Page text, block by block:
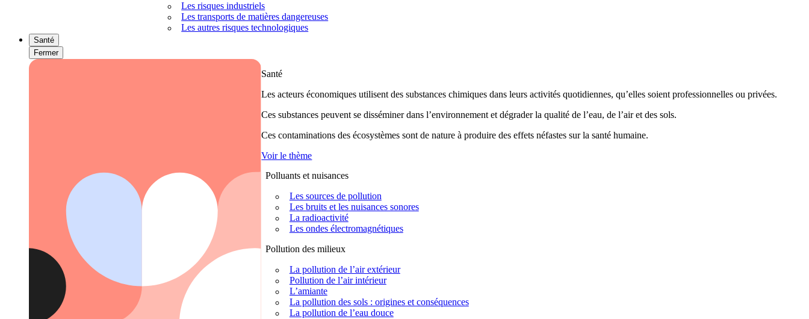
Les risques industriels
Les transports de matières dangereuses
Les autres risques technologiques
Santé
Fermer
Santé
Les acteurs économiques utilisent des substances chimiques dans leurs activités quotidiennes, qu’elles soient professionnelles ou privées.
Ces substances peuvent se disséminer dans l’environnement et dégrader la qualité de l’eau, de l’air et des sols.
Ces contaminations des écosystèmes sont de nature à produire des effets néfastes sur la santé humaine.
Voir le thème
Polluants et nuisances
Les sources de pollution
Les bruits et les nuisances sonores
La radioactivité
Les ondes électromagnétiques
Pollution des milieux
La pollution de l’air extérieur
Pollution de l’air intérieur
L’amiante
La pollution des sols : origines et conséquences
La pollution de l’eau douce